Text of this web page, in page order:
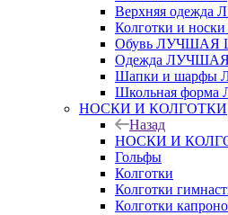
Верхняя
Колготки и
Обувь ЛУЧШАЯ
Одежда
Шапки и
Школьная
НОСКИ И КОЛГОТКИ
Назад
НОСКИ И
Гольфы
Колготки
Колготки
Колготки